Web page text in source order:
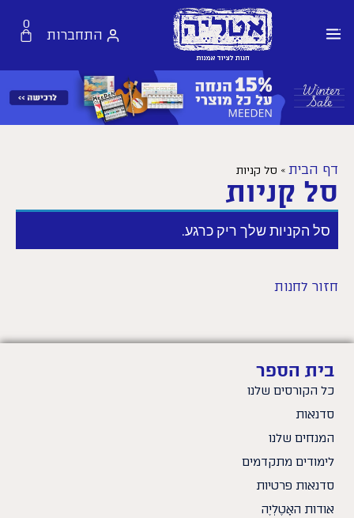
התחברות
0
דף הבית » סל קניות
סל קניות
סל הקניות שלך ריק כרגע.
חזור לחנות
בית הספר
כל הקורסים שלנו
סדנאות
המנחים שלנו
לימודים מתקדמים
סדנאות פרטיות
אודות האָטֶלְיֶה